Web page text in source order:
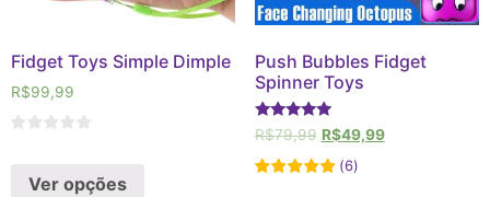
Fidget Toys Simple Dimple
R$99,99
Ver opções
Push Bubbles Fidget
Spinner Toys
Avaliação
5
de 5
R$79,99 R$49,99
(6)